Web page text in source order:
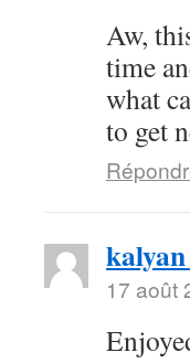
Aw,
time
what
to get
17 août